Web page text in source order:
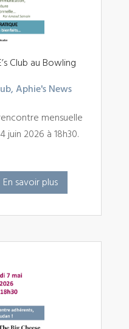
Club au Bowling
,Aphie's News
mensuelle
2026 à 18h30.
En savoir plus